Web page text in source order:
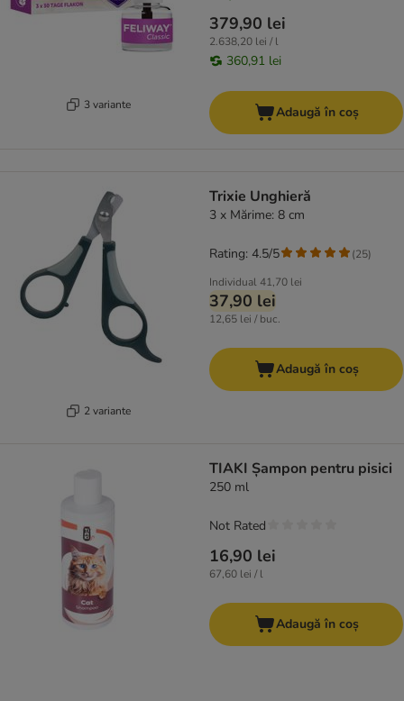
3 variante
379,90 lei
2.638,20 lei / l
360,91 lei
Adaugă în coș
2 variante
Trixie Unghieră
3 x Mărime: 8 cm
Individual41,70 lei
37,90 lei
12,65 lei / buc.
Rating: 4.5/5 (25)
Adaugă în coș
TIAKI Șampon pentru pisici
250 ml
16,90 lei
67,60 lei / l
Not Rated
Adaugă în coș